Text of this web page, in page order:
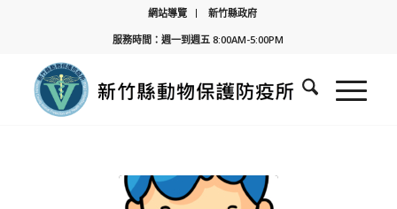
網站導覽
新竹縣政府
服務時間：週一到週五 8:00AM-5:00PM